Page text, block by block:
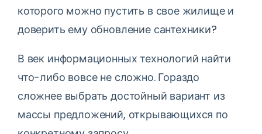
которого можно пустить в свое жилище и
доверить ему обновление сантехники?
В век информационных технологий найти
что-либо вовсе не сложно. Гораздо
сложнее выбрать достойный вариант из
массы предложений, открывающихся по